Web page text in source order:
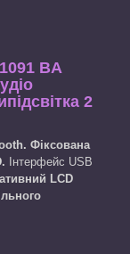
BA
2
Фіксована
Інтерфейс USB
LCD